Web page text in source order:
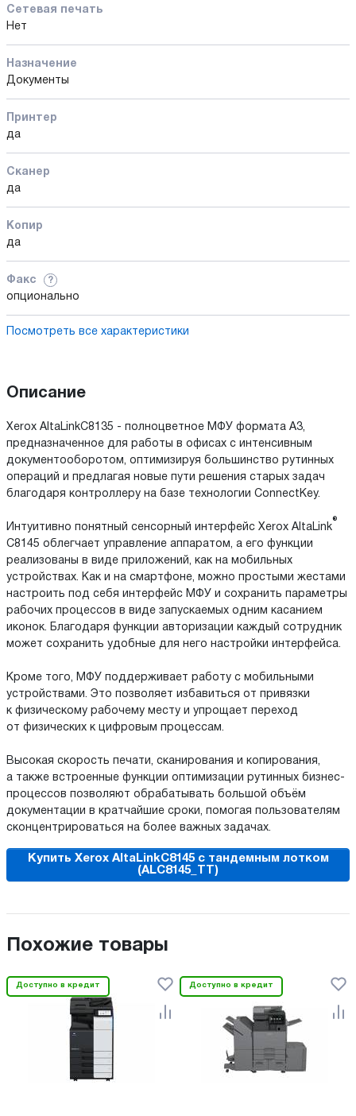
Сетевая печать
Нет
Назначение
Документы
Принтер
да
Сканер
да
Копир
да
Факс ?
опционально
Посмотреть все характеристики
Описание
Xerox AltaLinkC8135 - полноцветное МФУ формата А3,
предназначенное для работы в офисах с интенсивным
документооборотом, оптимизируя большинство рутинных
операций и предлагая новые пути решения старых задач
благодаря контроллеру на базе технологии ConnectKey.
Интуитивно понятный сенсорный интерфейс Xerox AltaLink
®
C8145 облегчает управление аппаратом, а его функции
реализованы в виде приложений, как на мобильных
устройствах. Как и на смартфоне, можно простыми жестами
настроить под себя интерфейс МФУ и сохранить параметры
рабочих процессов в виде запускаемых одним касанием
иконок. Благодаря функции авторизации каждый сотрудник
может сохранить удобные для него настройки интерфейса.
Кроме того, МФУ поддерживает работу с мобильными
устройствами. Это позволяет избавиться от привязки
к физическому рабочему месту и упрощает переход
от физических к цифровым процессам.
Высокая скорость печати, сканирования и копирования,
а также встроенные функции оптимизации рутинных бизнес-
процессов позволяют обрабатывать большой объём
документации в кратчайшие сроки, помогая пользователям
сконцентрироваться на более важных задачах.
Купить Xerox AltaLinkC8145 с тандемным лотком
(ALC8145_TT)
Похожие товары
Доступно в кредит Доступно в кредит